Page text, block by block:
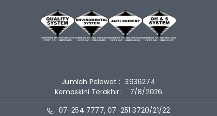
Jumlah Pelawat : 3936274
Kemaskini Terakhir :
7/8/2026
07-254 7777, 07-251 3720/21/22